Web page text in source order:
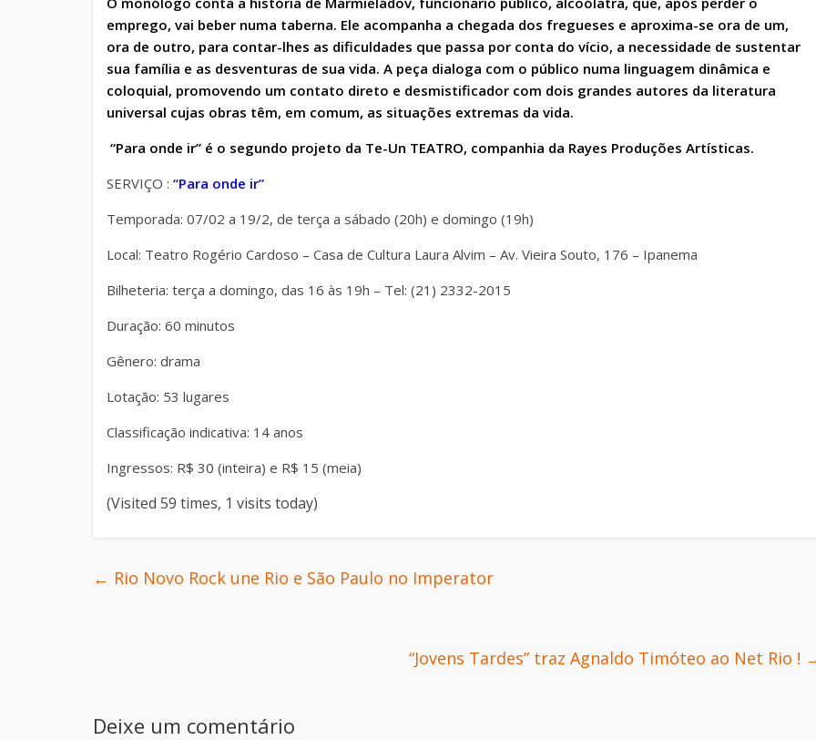
emprego, vai beber numa taberna. Ele acompanha a chegada dos fregueses e aproxima-se ora de um,
ora de outro, para contar-lhes as dificuldades que passa por conta do vício, a necessidade de sustentar
sua família e as desventuras de sua vida. A peça dialoga com o público numa linguagem dinâmica e
coloquial, promovendo um contato direto e desmistificador com dois grandes autores da literatura
universal cujas obras têm, em comum, as situações extremas da vida.
“Para onde ir” é o segundo projeto da Te-Un TEATRO, companhia da Rayes Produções Artísticas.
SERVIÇO : “Para onde ir”
Temporada: 07/02 a 19/2, de terça a sábado (20h) e domingo (19h)
Local: Teatro Rogério Cardoso – Casa de Cultura Laura Alvim – Av. Vieira Souto, 176 – Ipanema
Bilheteria: terça a domingo, das 16 às 19h – Tel: (21) 2332-2015
Duração: 60 minutos
Gênero: drama
Lotação: 53 lugares
Classificação indicativa: 14 anos
Ingressos: R$ 30 (inteira) e R$ 15 (meia)
(Visited 59 times, 1 visits today)
← Rio Novo Rock une Rio e São Paulo no Imperator
“Jovens Tardes” traz Agnaldo Timóteo ao Net Rio !
Deixe um comentário